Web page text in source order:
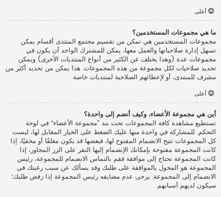
أعلى
ما هي مجموعات المستخدمين؟
مجموعات المستخدمين هي تمكن من تقسيم مجتمع المنتدى أقسام يمكن
تسهل إدارة صلاحياتها والعمل معها، يمكن للمشترك الواحد أن يكون في
مجموعات عدة (وهذا يختلف عن الكثير من أنواع المنتديات الأخرى) ويمكن
تحديد صلاحيات لكل مجموعة من هذه المجموعات. هذا يمكن من تحديد أكثر من
مشرف للمنتدى، أو لإعطائهم الصلاحية لمنتديات خاصة.
أعلى
أين هي مجموعة الأعضاء، وكيف أنضم إلى واحدة؟
تستطيع مشاهدة كافة المجموعات تحت بند ”مجموعة الأعضاء“ في لوحة
التحكم. للمشاركة في واحدة منها عليك الضغط على الخيار المقابل لها، ليست
كل المجموعات تتيح الانضمام المفتوح لها، فبعضها قد يكون مغلقًا أو مخفيًا، إذا
كانت المجموعة مفتوحة بإمكانك الإنضمام إليها النقر على الزر المجاور، إذا
كانت المجموعة تحتاج إلى موافقة فقم بالتماس الانضمام للمجموعة، رئيس
المجموعة هو المخول بالموافقة على طلبك وقد يسألك عن سبب رغبتك في
الانضمام إلى المجموعة. يرجى عدم مضايقه رئيس المجموعة إذا رفض طلبك؛
سيكون لديهم أسبابهم.